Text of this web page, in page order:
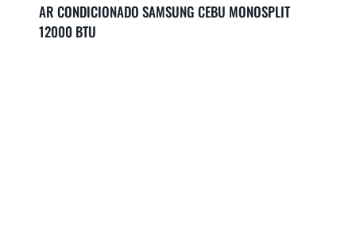
AR CONDICIONADO SAMSUNG CEBU MONOSPLIT
12000 BTU